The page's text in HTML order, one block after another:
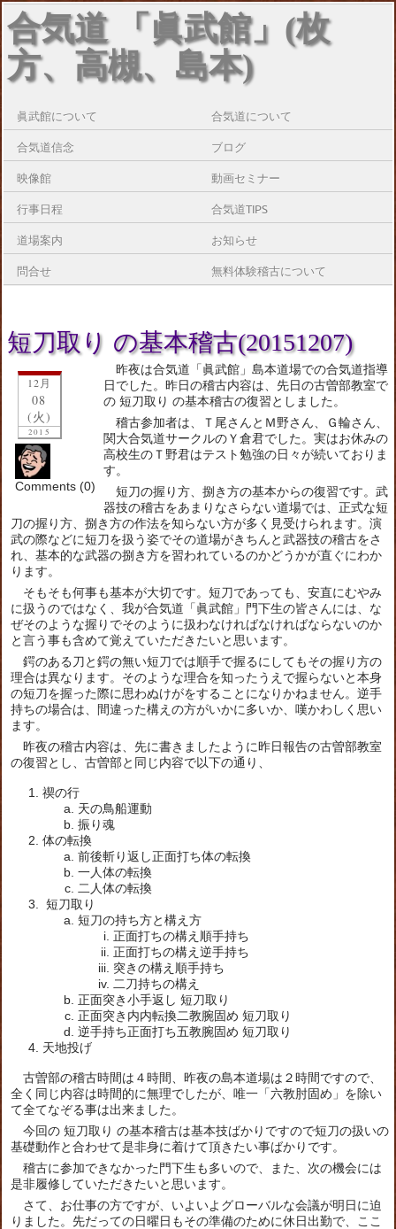
合気道 「眞武館」(枚
方、高槻、島本)
眞武館について 合気道について
合気道信念 ブログ
映像館 動画セミナー
行事日程 合気道TIPS
道場案内 お知らせ
問合せ 無料体験稽古について
短刀取り の基本稽古(20151207)
12月
08
(火)
2015
Comments (0)
昨夜は合気道「眞武館」島本道場での合気道指導
日でした。昨日の稽古内容は、先日の古曽部教室で
の 短刀取り の基本稽古の復習としました。
稽古参加者は、Ｔ尾さんとＭ野さん、Ｇ輪さん、
関大合気道サークルのＹ倉君でした。実はお休みの
高校生のＴ野君はテスト勉強の日々が続いておりま
す。
短刀の握り方、捌き方の基本からの復習です。武
器技の稽古をあまりなさらない道場では、正式な短
刀の握り方、捌き方の作法を知らない方が多く見受けられます。演
武の際などに短刀を扱う姿でその道場がきちんと武器技の稽古をさ
れ、基本的な武器の捌き方を習われているのかどうかが直ぐにわか
ります。
そもそも何事も基本が大切です。短刀であっても、安直にむやみ
に扱うのではなく、我が合気道「眞武館」門下生の皆さんには、な
ぜそのような握りでそのように扱わなければなければならないのか
と言う事も含めて覚えていただきたいと思います。
鍔のある刀と鍔の無い短刀では順手で握るにしてもその握り方の
理合は異なります。そのような理合を知ったうえで握らないと本身
の短刀を握った際に思わぬけがをすることになりかねません。逆手
持ちの場合は、間違った構えの方がいかに多いか、嘆かわしく思い
ます。
昨夜の稽古内容は、先に書きましたように昨日報告の古曽部教室
の復習とし、古曽部と同じ内容で以下の通り、
禊の行
天の鳥船運動
振り魂
体の転換
前後斬り返し正面打ち体の転換
一人体の転換
二人体の転換
短刀取り
短刀の持ち方と構え方
正面打ちの構え順手持ち
正面打ちの構え逆手持ち
突きの構え順手持ち
二刀持ちの構え
正面突き小手返し 短刀取り
正面突き内内転換二教腕固め 短刀取り
逆手持ち正面打ち五教腕固め 短刀取り
天地投げ
古曽部の稽古時間は４時間、昨夜の島本道場は２時間ですので、
全く同じ内容は時間的に無理でしたが、唯一「六教肘固め」を除い
て全てなぞる事は出来ました。
今回の 短刀取り の基本稽古は基本技ばかりですので短刀の扱いの
基礎動作と合わせて是非身に着けて頂きたい事ばかりです。
稽古に参加できなかった門下生も多いので、また、次の機会には
是非履修していただきたいと思います。
さて、お仕事の方ですが、いよいよグローバルな会議が明日に迫
りました。先だっての日曜日もその準備のために休日出勤で、ここ